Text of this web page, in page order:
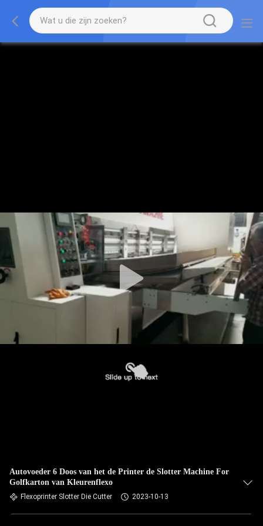
Autovoeder 6 Doos van het de Printer de Slotter Machine For
Golfkarton van Kleurenflexo
Flexoprinter Slotter Die Cutter 2023-10-13